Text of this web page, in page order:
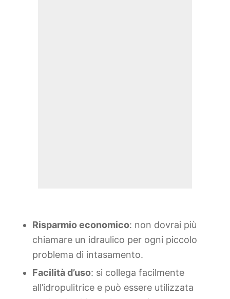
Risparmio economico: non dovrai più
chiamare un idraulico per ogni piccolo
problema di intasamento.
Facilità d’uso: si collega facilmente
all’idropulitrice e può essere utilizzata